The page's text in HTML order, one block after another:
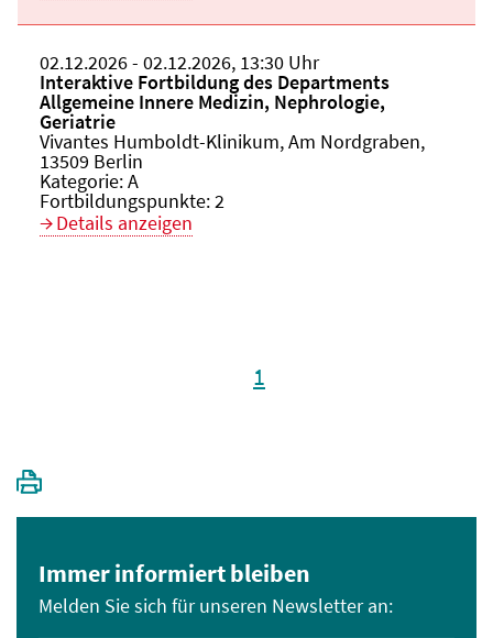
Beginn:
02.12.2026Ende und Anfangszeit:
- 02.12.2026, 13:30 Uhr
Veranstaltungstitel:
Interaktive Fortbildung des Departments
Allgemeine Innere Medizin, Nephrologie,
Geriatrie
Veranstaltungsort:
Vivantes Humboldt-Klinikum, Am Nordgraben,
13509 Berlin
Kategorie:A
Fortbildungspunkte:2
Details anzeigen
1
Immer informiert bleiben
Melden Sie sich für unseren Newsletter an: